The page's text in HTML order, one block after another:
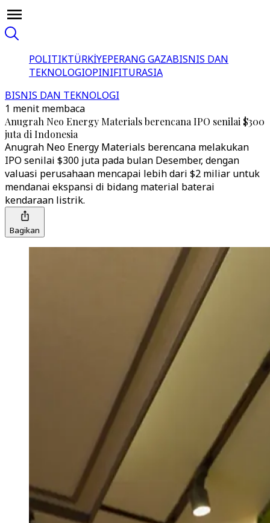
POLITIKTÜRKİYEPERANG GAZABISNIS DAN
TEKNOLOGIOPINIFITURASIA
BISNIS DAN TEKNOLOGI
1 menit membaca
Anugrah Neo Energy Materials berencana IPO senilai $300
juta di Indonesia
Anugrah Neo Energy Materials berencana melakukan
IPO senilai $300 juta pada bulan Desember, dengan
valuasi perusahaan mencapai lebih dari $2 miliar untuk
mendanai ekspansi di bidang material baterai
kendaraan listrik.
Bagikan